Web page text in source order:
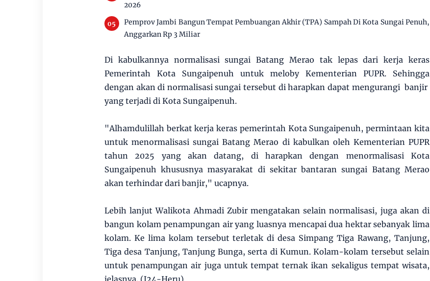
2026
Pemprov Jambi Bangun Tempat Pembuangan Akhir (TPA) Sampah Di Kota Sungai Penuh,
Anggarkan Rp 3 Miliar
Di kabulkannya normalisasi sungai Batang Merao tak lepas dari kerja keras
Pemerintah Kota Sungaipenuh untuk meloby Kementerian PUPR. Sehingga
dengan akan di normalisasi sungai tersebut di harapkan dapat mengurangi banjir
yang terjadi di Kota Sungaipenuh.
"Alhamdulillah berkat kerja keras pemerintah Kota Sungaipenuh, permintaan kita
untuk menormalisasi sungai Batang Merao di kabulkan oleh Kementerian PUPR
tahun 2025 yang akan datang, di harapkan dengan menormalisasi Kota
Sungaipenuh khususnya masyarakat di sekitar bantaran sungai Batang Merao
akan terhindar dari banjir," ucapnya.
Lebih lanjut Walikota Ahmadi Zubir mengatakan selain normalisasi, juga akan di
bangun kolam penampungan air yang luasnya mencapai dua hektar sebanyak lima
kolam. Ke lima kolam tersebut terletak di desa Simpang Tiga Rawang, Tanjung,
Tiga desa Tanjung, Tanjung Bunga, serta di Kumun. Kolam-kolam tersebut selain
untuk penampungan air juga untuk tempat ternak ikan sekaligus tempat wisata,
jelasnya. (J24-Heru)